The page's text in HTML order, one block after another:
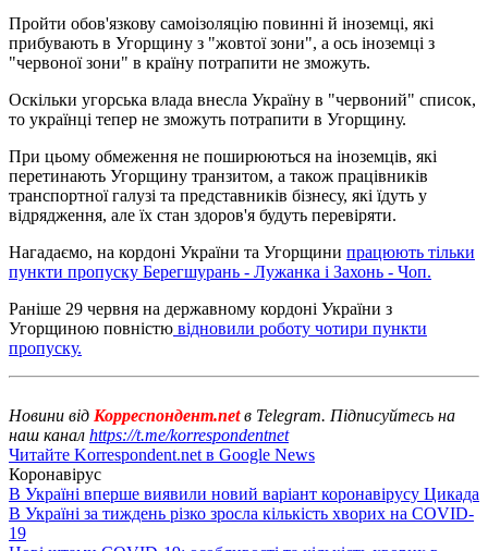
Пройти обов'язкову самоізоляцію повинні й іноземці, які
прибувають в Угорщину з "жовтої зони", а ось іноземці з
"червоної зони" в країну потрапити не зможуть.
Оскільки угорська влада внесла Україну в "червоний" список,
то українці тепер не зможуть потрапити в Угорщину.
При цьому обмеження не поширюються на іноземців, які
перетинають Угорщину транзитом, а також працівників
транспортної галузі та представників бізнесу, які їдуть у
відрядження, але їх стан здоров'я будуть перевіряти.
Нагадаємо, на кордоні України та Угорщини працюють тільки
пункти пропуску Берегшурань - Лужанка і Захонь - Чоп.
Раніше 29 червня на державному кордоні України з
Угорщиною повністю відновили роботу чотири пункти
пропуску.
Новини від Корреспондент.netв Telegram. Підписуйтесь на
наш канал https://t.me/korrespondentnet
Читайте Korrespondent.net в Google News
Коронавірус
В Україні вперше виявили новий варіант коронавірусу Цикада
В Україні за тиждень різко зросла кількість хворих на COVID-
19